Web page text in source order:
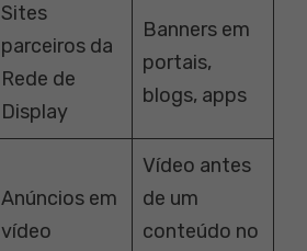
Sites
parceiros da
Rede de
Display
Banners em
portais,
blogs, apps
Anúncios em
vídeo
Vídeo antes
de um
conteúdo no